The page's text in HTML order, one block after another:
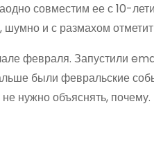
совместим ее с 10-
шумно и с размахом
февраля. Запустили
были февральские
нужно объяснять, почему.